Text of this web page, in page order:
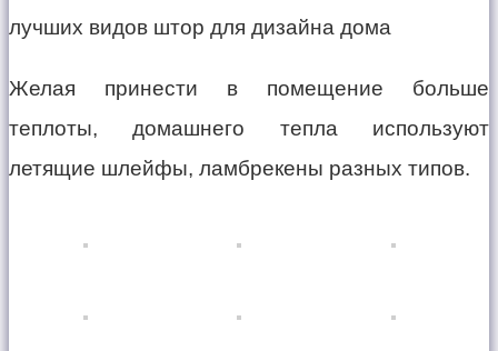
Желая принести в помещение больше
теплоты, домашнего тепла используют
летящие шлейфы, ламбрекены разных типов.